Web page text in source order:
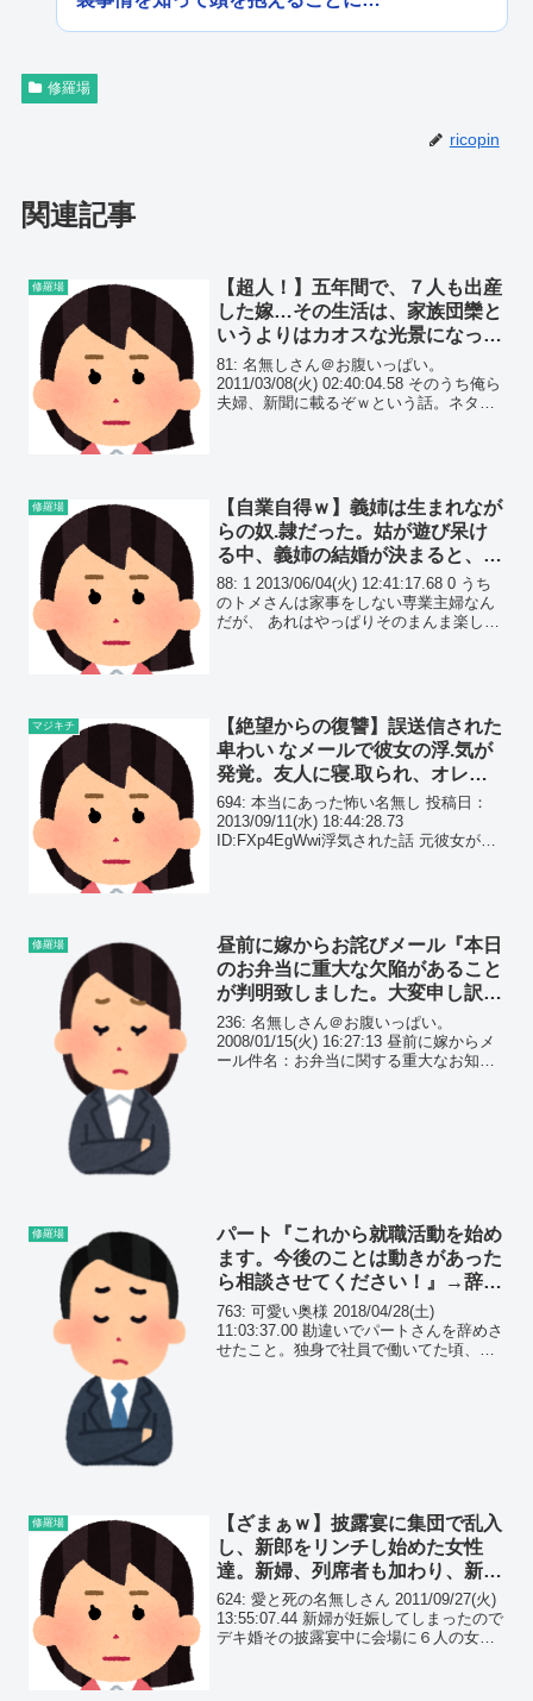
修羅場
ricopin
関連記事
修羅場
【超人！】五年間で、７人も出産
した嫁…その生活は、家族団欒と
いうよりはカオスな光景になって
いる。
81: 名無しさん＠お腹いっぱい。
2011/03/08(火) 02:40:04.58 そのうち俺ら
夫婦、新聞に載るぞｗという話。ネタだ
修羅場
【自業自得ｗ】義姉は生まれなが
らの奴.隷だった。姑が遊び呆け
る中、義姉の結婚が決まると、状
況は急変した…
88: 1 2013/06/04(火) 12:41:17.68 0 うち
のトメさんは家事をしない専業主婦なん
だが、 あれはやっぱりそのまんま楽して
マジキチ
【絶望からの復讐】誤送信された
卑わい なメールで彼女の浮.気が
発覚。友人に寝.取られ、オレは
『最高の仕返し』を実行した…
694: 本当にあった怖い名無し 投稿日：
2013/09/11(水) 18:44:28.73
ID:FXp4EgWwi浮気された話 元彼女が俺
修羅場
昼前に嫁からお詫びメール『本日
のお弁当に重大な欠陥があること
が判明致しました。大変申し訳あ
りません』→弁当箱を開けてみる
と…
236: 名無しさん＠お腹いっぱい。
2008/01/15(火) 16:27:13 昼前に嫁からメ
ール件名：お弁当に関する重大なお知ら
修羅場
パート『これから就職活動を始め
ます。今後のことは動きがあった
ら相談させてください！』→辞め
ます宣言と勘違いして…
763: 可愛い奥様 2018/04/28(土)
11:03:37.00 勘違いでパートさんを辞めさ
せたこと。独身で社員で働いてた頃、パ
修羅場
【ざまぁｗ】披露宴に集団で乱入
し、新郎をリンチし始めた女性
達。新婦、列席者も加わり、新郎
を殴る蹴る！！実は新郎は…
624: 愛と死の名無しさん 2011/09/27(火)
13:55:07.44 新婦が妊娠してしまったので
デキ婚その披露宴中に会場に６人の女性